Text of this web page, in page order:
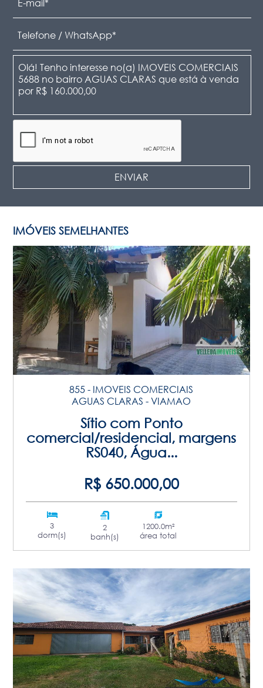
IMÓVEIS SEMELHANTES
855 - IMOVEIS COMERCIAIS
AGUAS CLARAS - VIAMAO
Sítio com Ponto
comercial/residencial, margens
RS040, Água...
R$ 650.000,00
3
dorm(s)
2
banh(s)
1200.0m²
área total